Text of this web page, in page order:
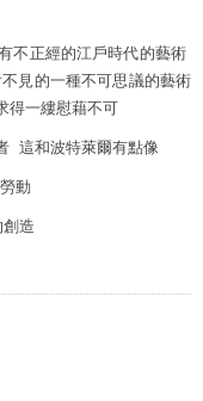
不正經的江戶時代的藝術
見的一種不可思議的藝術
得一縷慰藉不可
這和波特萊爾有點像
動
造